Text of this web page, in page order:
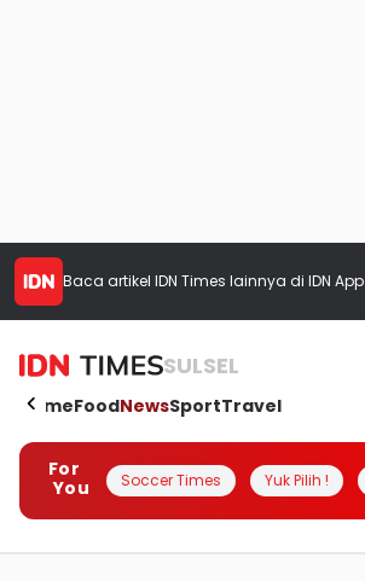
Baca artikel IDN Times lainnya di IDN App
SULSEL
HomeFoodNewsSportTravel
For
You
Soccer Times Yuk Pilih !